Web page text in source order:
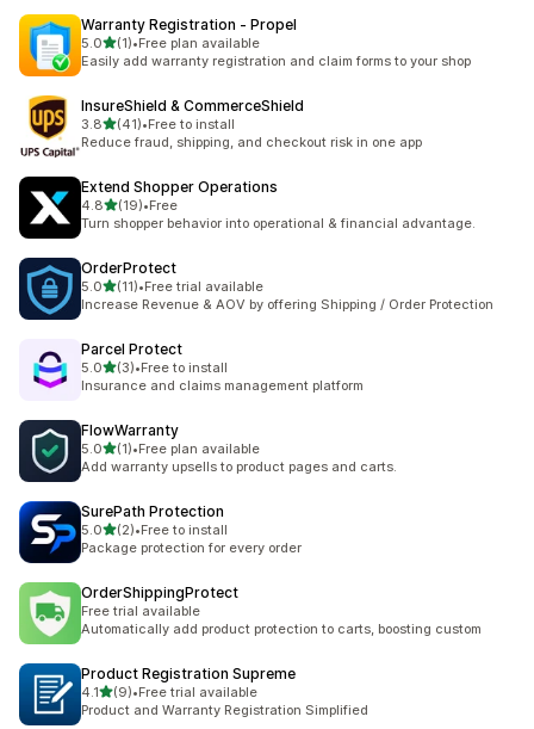
Warranty Registration ‑ Propel
5.0별 5개 중
(1)
총 리뷰 1개
•Free plan available
Easily add warranty registration and claim forms to your shop
InsureShield & CommerceShield
3.8별 5개 중
(41)
총 리뷰 41개
•Free to install
Reduce fraud, shipping, and checkout risk in one app
Extend Shopper Operations
4.8별 5개 중
(19)
총 리뷰 19개
•Free
Turn shopper behavior into operational & financial advantage.
OrderProtect
5.0별 5개 중
(11)
총 리뷰 11개
•Free trial available
Increase Revenue & AOV by offering Shipping / Order Protection
Parcel Protect
5.0별 5개 중
(3)
총 리뷰 3개
•Free to install
Insurance and claims management platform
FlowWarranty
5.0별 5개 중
(1)
총 리뷰 1개
•Free plan available
Add warranty upsells to product pages and carts.
SurePath Protection
5.0별 5개 중
(2)
총 리뷰 2개
•Free to install
Package protection for every order
OrderShippingProtect
Free trial available
Automatically add product protection to carts, boosting custom
Product Registration Supreme
4.1별 5개 중
(9)
총 리뷰 9개
•Free trial available
Product and Warranty Registration Simplified